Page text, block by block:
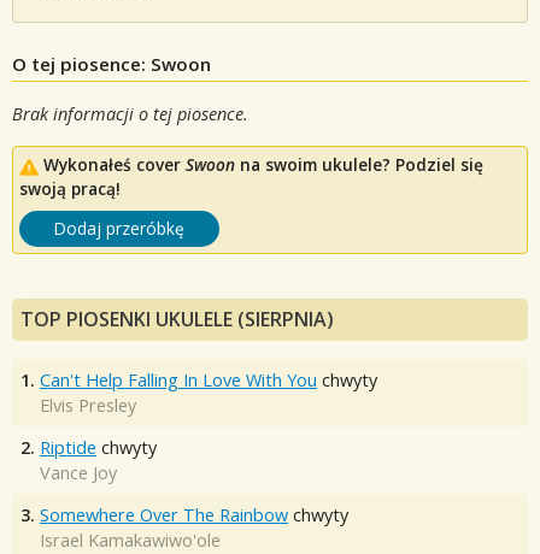
O tej piosence: Swoon
Brak informacji o tej piosence.
Wykonałeś cover Swoon na swoim ukulele? Podziel się
swoją pracą!
Dodaj przeróbkę
TOP PIOSENKI UKULELE (SIERPNIA)
1. Can't Help Falling In Love With You chwyty
Elvis Presley
2. Riptide chwyty
Vance Joy
3. Somewhere Over The Rainbow chwyty
Israel Kamakawiwo'ole